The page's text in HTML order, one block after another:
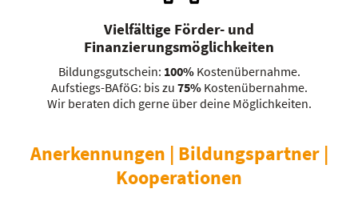
Vielfältige Förder- und
Finanzierungsmöglichkeiten
Bildungsgutschein: 100%Kostenübernahme.
Aufstiegs-BAföG: bis zu 75%Kostenübernahme.
Wir beraten dich gerne über deine Möglichkeiten.
Anerkennungen | Bildungspartner |
Kooperationen